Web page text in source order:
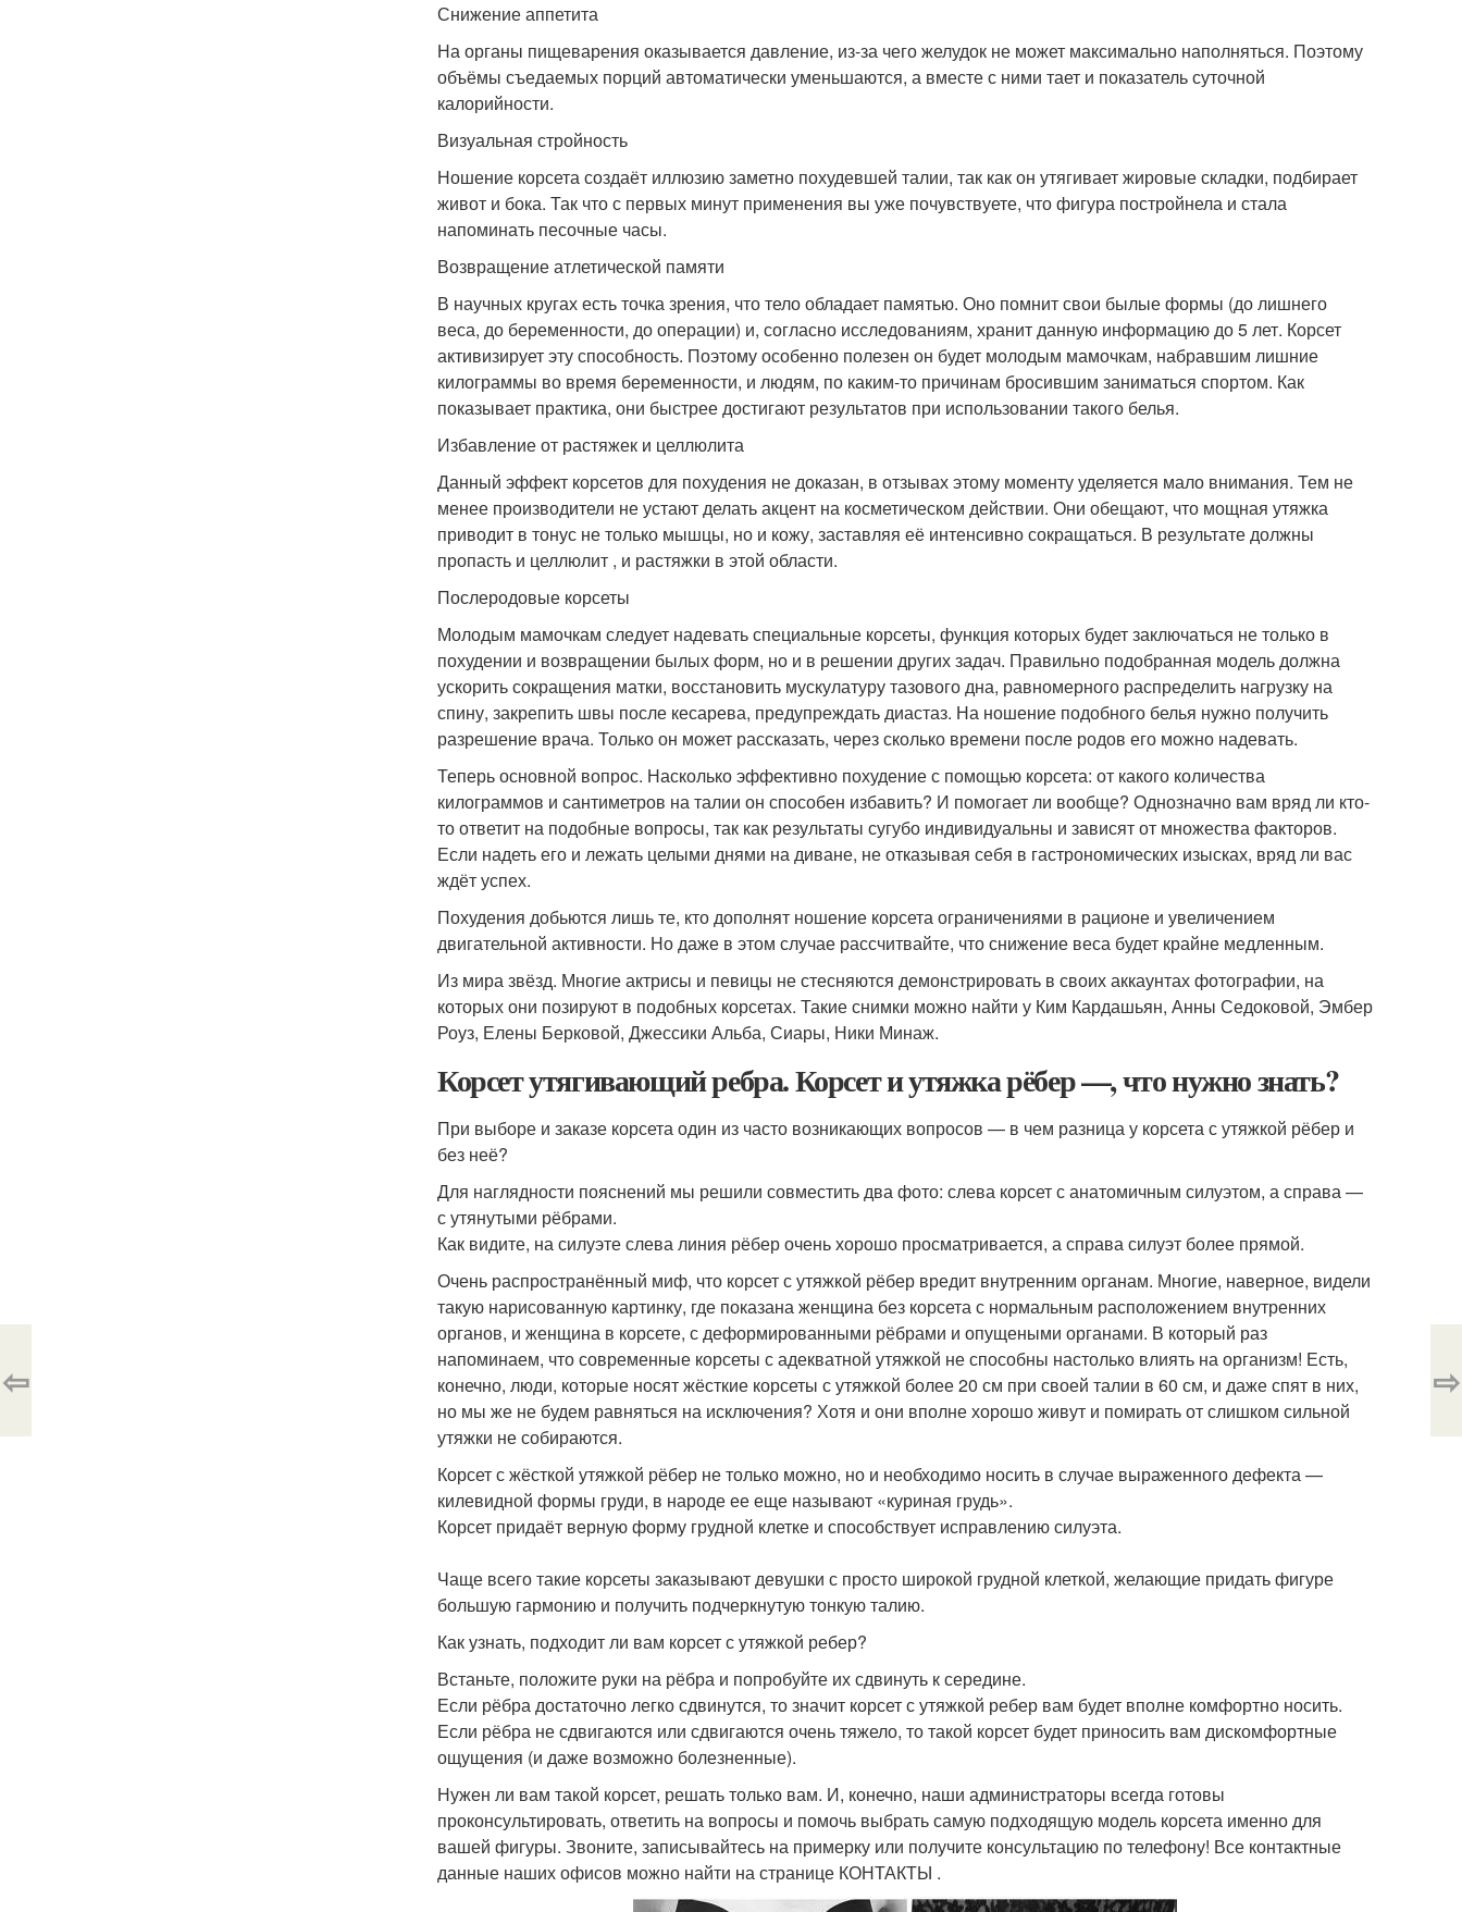
Снижение аппетита
На органы пищеварения оказывается давление, из-за чего желудок не может максимально наполняться. Поэтому
объёмы съедаемых порций автоматически уменьшаются, а вместе с ними тает и показатель суточной
калорийности.
Визуальная стройность
Ношение корсета создаёт иллюзию заметно похудевшей талии, так как он утягивает жировые складки, подбирает
живот и бока. Так что с первых минут применения вы уже почувствуете, что фигура постройнела и стала
напоминать песочные часы.
Возвращение атлетической памяти
В научных кругах есть точка зрения, что тело обладает памятью. Оно помнит свои былые формы (до лишнего
веса, до беременности, до операции) и, согласно исследованиям, хранит данную информацию до 5 лет. Корсет
активизирует эту способность. Поэтому особенно полезен он будет молодым мамочкам, набравшим лишние
килограммы во время беременности, и людям, по каким-то причинам бросившим заниматься спортом. Как
показывает практика, они быстрее достигают результатов при использовании такого белья.
Избавление от растяжек и целлюлита
Данный эффект корсетов для похудения не доказан, в отзывах этому моменту уделяется мало внимания. Тем не
менее производители не устают делать акцент на косметическом действии. Они обещают, что мощная утяжка
приводит в тонус не только мышцы, но и кожу, заставляя её интенсивно сокращаться. В результате должны
пропасть и целлюлит , и растяжки в этой области.
Послеродовые корсеты
Молодым мамочкам следует надевать специальные корсеты, функция которых будет заключаться не только в
похудении и возвращении былых форм, но и в решении других задач. Правильно подобранная модель должна
ускорить сокращения матки, восстановить мускулатуру тазового дна, равномерного распределить нагрузку на
спину, закрепить швы после кесарева, предупреждать диастаз. На ношение подобного белья нужно получить
разрешение врача. Только он может рассказать, через сколько времени после родов его можно надевать.
Теперь основной вопрос. Насколько эффективно похудение с помощью корсета: от какого количества
килограммов и сантиметров на талии он способен избавить? И помогает ли вообще? Однозначно вам вряд ли кто-
то ответит на подобные вопросы, так как результаты сугубо индивидуальны и зависят от множества факторов.
Если надеть его и лежать целыми днями на диване, не отказывая себя в гастрономических изысках, вряд ли вас
ждёт успех.
Похудения добьются лишь те, кто дополнят ношение корсета ограничениями в рационе и увеличением
двигательной активности. Но даже в этом случае рассчитвайте, что снижение веса будет крайне медленным.
Из мира звёзд. Многие актрисы и певицы не стесняются демонстрировать в своих аккаунтах фотографии, на
которых они позируют в подобных корсетах. Такие снимки можно найти у Ким Кардашьян, Анны Седоковой, Эмбер
Роуз, Елены Берковой, Джессики Альба, Сиары, Ники Минаж.
Корсет утягивающий ребра. Корсет и утяжка рёбер —, что нужно знать?
При выборе и заказе корсета один из часто возникающих вопросов — в чем разница у корсета с утяжкой рёбер и
без неё?
Для наглядности пояснений мы решили совместить два фото: слева корсет с анатомичным силуэтом, а справа —
с утянутыми рёбрами.
Как видите, на силуэте слева линия рёбер очень хорошо просматривается, а справа силуэт более прямой.
Очень распространённый миф, что корсет с утяжкой рёбер вредит внутренним органам. Многие, наверное, видели
такую нарисованную картинку, где показана женщина без корсета с нормальным расположением внутренних
органов, и женщина в корсете, с деформированными рёбрами и опущеными органами. В который раз
напоминаем, что современные корсеты с адекватной утяжкой не способны настолько влиять на организм! Есть,
конечно, люди, которые носят жёсткие корсеты с утяжкой более 20 см при своей талии в 60 см, и даже спят в них,
но мы же не будем равняться на исключения? Хотя и они вполне хорошо живут и помирать от слишком сильной
утяжки не собираются.
Корсет с жёсткой утяжкой рёбер не только можно, но и необходимо носить в случае выраженного дефекта —
килевидной формы груди, в народе ее еще называют «куриная грудь».
Корсет придаёт верную форму грудной клетке и способствует исправлению силуэта.
Чаще всего такие корсеты заказывают девушки с просто широкой грудной клеткой, желающие придать фигуре
большую гармонию и получить подчеркнутую тонкую талию.
Как узнать, подходит ли вам корсет с утяжкой ребер?
Встаньте, положите руки на рёбра и попробуйте их сдвинуть к середине.
Если рёбра достаточно легко сдвинутся, то значит корсет с утяжкой ребер вам будет вполне комфортно носить.
Если рёбра не сдвигаются или сдвигаются очень тяжело, то такой корсет будет приносить вам дискомфортные
ощущения (и даже возможно болезненные).
Нужен ли вам такой корсет, решать только вам. И, конечно, наши администраторы всегда готовы
проконсультировать, ответить на вопросы и помочь выбрать самую подходящую модель корсета именно для
вашей фигуры. Звоните, записывайтесь на примерку или получите консультацию по телефону! Все контактные
данные наших офисов можно найти на странице КОНТАКТЫ .
⇦ ⇨